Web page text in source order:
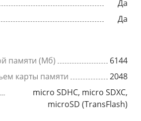
Да
Да
памяти (Мб)
6144
карты памяти
2048
micro SDHC, micro SDXC,
microSD (TransFlash)